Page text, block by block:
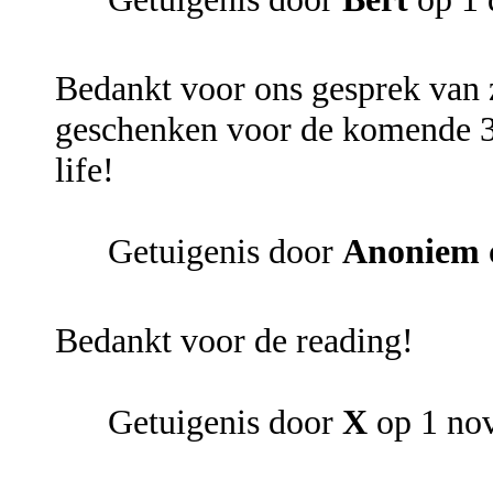
Bedankt voor ons gesprek
geschenken voor de
life!
Getuigenis door Anoniem
Bedankt voor de reading!
Getuigenis door X op 1